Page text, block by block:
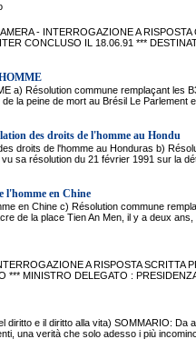
- INTERROGAZIONE A RISPOSTA
CONCLUSO IL 18.06.91 ***
a) Résolution commune remplaçant les
la peine de mort au Brésil Le Parlement
des droits de l'homme au Hondu
droits de l'homme au Honduras b)
sa résolution du 21 février 1991 sur la
l'homme en Chine
en Chine c) Résolution commune
de la place Tien An Men, il y a deux
A RISPOSTA SCRITTA
*** MINISTRO DELEGATO :
diritto e il diritto alla vita) SOMMARIO: Da
una verità che solo adesso i più